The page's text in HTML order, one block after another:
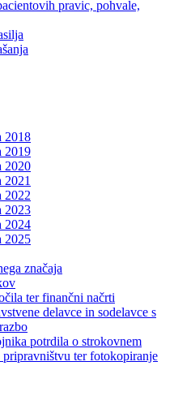
pravic, pohvale,
2018
2019
2020
2021
2022
2023
2024
2025
značaja
ter finančni načrti
delavce in sodelavce s
potrdila o strokovnem
ter fotokopiranje